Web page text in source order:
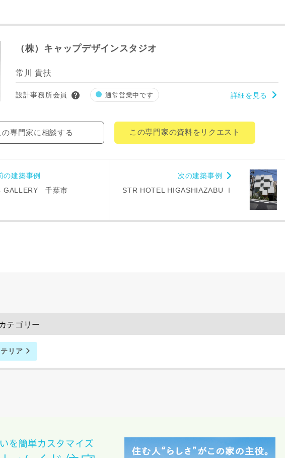
（株）キャップデザインスタジオ
常川 貴扶
設計事務所会員 通常営業中です 詳細を見る
の専門家に相談する この専門家の資料をリクエスト
の建築事例
GALLERY 千葉市
次の建築事例
STR HOTEL HIGASHIAZABU Ⅰ
テゴリー
リア
都道府県
市区町村
希望の予算